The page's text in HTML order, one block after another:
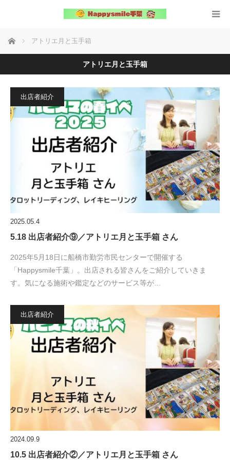
ホーム アトリエ月と玉手箱
アトリエ月と玉手箱
出店者紹介
2025.05.4
5.18 出店者紹介⑨／アトリエ月と玉手箱 さん
2025年5月18日に船橋市勤労市民センターで開催する
「Happysmile千葉」。出店される皆さんをご紹介していきま
す。気になる施術や鑑定などのサービス等が…
出店者紹介
2024.09.9
10.5 出店者紹介②／アトリエ月と玉手箱 さん